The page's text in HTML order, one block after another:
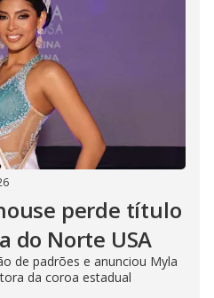
perde título
do Norte USA
de padrões e anunciou Myla
da coroa estadual